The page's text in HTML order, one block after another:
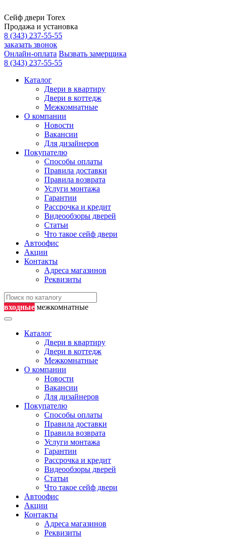
Сейф двери Torex
Продажа и установка
8 (343) 237-55-55
заказать звонок
Онлайн-оплата Вызвать замерщика
8 (343) 237-55-55
Каталог
Двери в квартиру
Двери в коттедж
Межкомнатные
О компании
Новости
Вакансии
Для дизайнеров
Покупателю
Способы оплаты
Правила доставки
Правила возврата
Услуги монтажа
Гарантии
Рассрочка и кредит
Видеообзоры дверей
Статьи
Что такое сейф двери
Автоофис
Акции
Контакты
Адреса магазинов
Реквизиты
входные межкомнатные
Каталог
Двери в квартиру
Двери в коттедж
Межкомнатные
О компании
Новости
Вакансии
Для дизайнеров
Покупателю
Способы оплаты
Правила доставки
Правила возврата
Услуги монтажа
Гарантии
Рассрочка и кредит
Видеообзоры дверей
Статьи
Что такое сейф двери
Автоофис
Акции
Контакты
Адреса магазинов
Реквизиты